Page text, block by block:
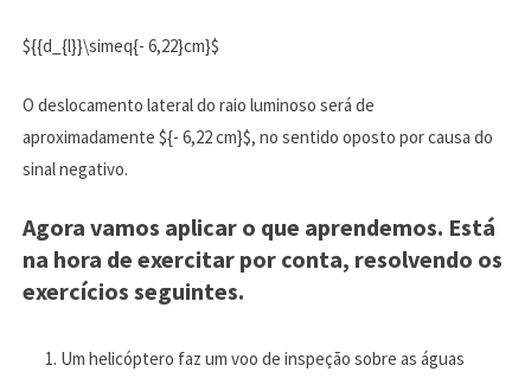
${{d_{l}}\simeq{- 6,22}cm}$
O deslocamento lateral do raio luminoso será de
aproximadamente ${- 6,22 cm}$, no sentido oposto por causa do
sinal negativo.
Agora vamos aplicar o que aprendemos. Está
na hora de exercitar por conta, resolvendo os
exercícios seguintes.
Um helicóptero faz um voo de inspeção sobre as águas